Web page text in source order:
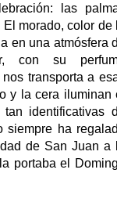
las
morado, color de
en una atmósfera
con su
transporta a
y la cera iluminan
identificativas
siempre ha
de San Juan a
portaba el